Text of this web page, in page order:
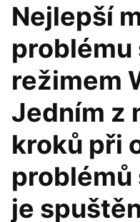
Nejlepší
problému
režimem
Jedním z
kroků při
problémů
je